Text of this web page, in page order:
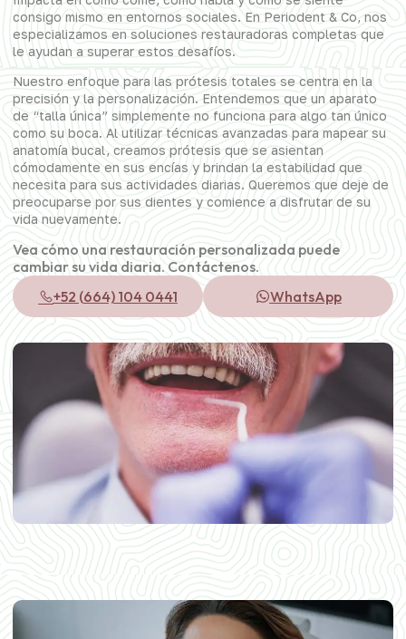
consigo mismo en entornos sociales. En Periodent & Co, nos
especializamos en soluciones restauradoras completas que
le ayudan a superar estos desafíos.
Nuestro enfoque para las prótesis totales se centra en la
precisión y la personalización. Entendemos que un aparato
de “talla única” simplemente no funciona para algo tan único
como su boca. Al utilizar técnicas avanzadas para mapear su
anatomía bucal, creamos prótesis que se asientan
cómodamente en sus encías y brindan la estabilidad que
necesita para sus actividades diarias. Queremos que deje de
preocuparse por sus dientes y comience a disfrutar de su
vida nuevamente.
Vea cómo una restauración personalizada puede
cambiar su vida diaria. Contáctenos.
+52 (664) 104 0441
WhatsApp